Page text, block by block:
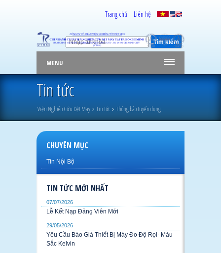
Trang chủ Liên hệ
MENU
Tin tức
Viện Nghiên Cứu Dệt May Tin tức Thông báo tuyển dụng
CHUYÊN MỤC
Tin Nội Bộ
TIN TỨC MỚI NHẤT
07/07/2026
Lễ Kết Nạp Đảng Viên Mới
29/05/2026
Yêu Cầu Báo Giá Thiết Bị Máy Đo Độ Rọi- Màu
Sắc Kelvin